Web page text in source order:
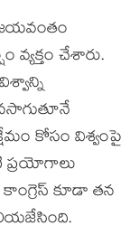
చేశారు.
కోసం విశ్వంపై
ప్రయోగాలు
కాంగ్రెస్ కూడా తన